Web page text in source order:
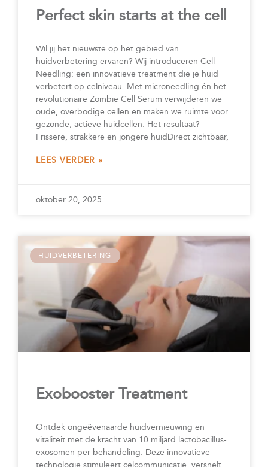
Perfect skin starts at the cell
Wil jij het nieuwste op het gebied van
huidverbetering ervaren? Wij introduceren Cell
Needling: een innovatieve treatment die je huid
verbetert op celniveau. Met microneedling én het
revolutionaire Zombie Cell Serum verwijderen we
oude, overbodige cellen en maken we ruimte voor
gezonde, actieve huidcellen. Het resultaat?
Frissere, strakkere en jongere huidDirect zichtbaar,
LEES VERDER »
oktober 20, 2025
HUIDVERBETERING
Exobooster Treatment
Ontdek ongeëvenaarde huidvernieuwing en
vitaliteit met de kracht van 10 miljard lactobacillus-
exosomen per behandeling. Deze innovatieve
technologie stimuleert celcommunicatie, versnelt